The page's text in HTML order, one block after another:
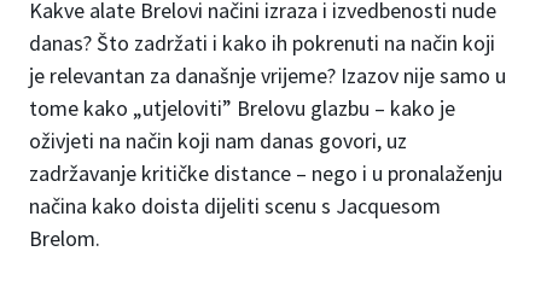
Kakve alate Brelovi načini izraza i izvedbenosti nude
danas? Što zadržati i kako ih pokrenuti na način koji
je relevantan za današnje vrijeme? Izazov nije samo u
tome kako „utjeloviti” Brelovu glazbu – kako je
oživjeti na način koji nam danas govori, uz
zadržavanje kritičke distance – nego i u pronalaženju
načina kako doista dijeliti scenu s Jacquesom
Brelom.